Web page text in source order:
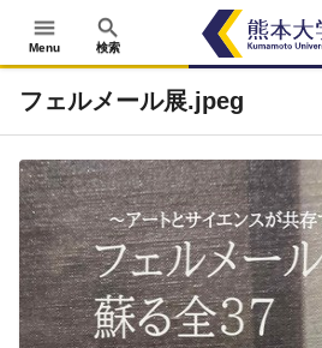
menu
Menu
search
検索
フェルメール展.jpeg